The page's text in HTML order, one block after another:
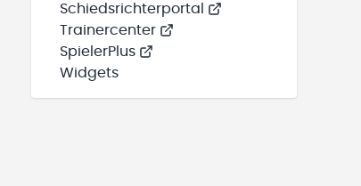
Schiedsrichterportal
Trainercenter
SpielerPlus
Widgets